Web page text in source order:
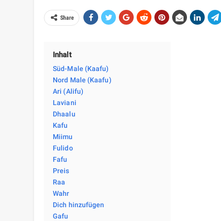
Share
Inhalt
Süd-Male (Kaafu)
Nord Male (Kaafu)
Ari (Alifu)
Laviani
Dhaalu
Kafu
Miimu
Fulido
Fafu
Preis
Raa
Wahr
Dich hinzufügen
Gafu